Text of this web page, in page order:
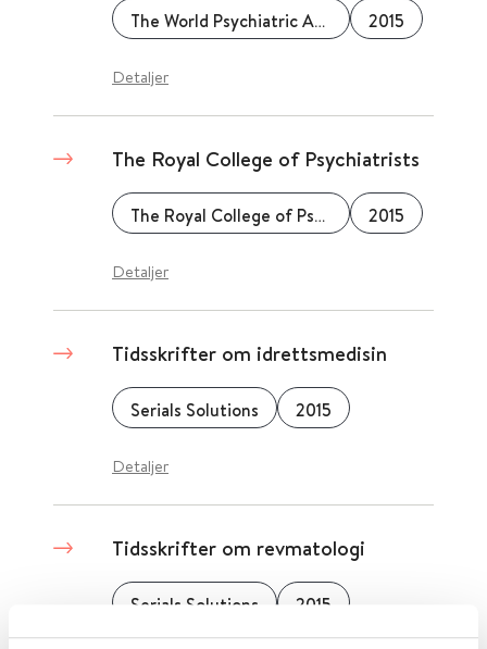
The World Psychiatric Association 2015
Detaljer
The Royal College of Psychiatrists
The Royal College of Psychiatrists 2015
Detaljer
Tidsskrifter om idrettsmedisin
Serials Solutions 2015
Detaljer
Tidsskrifter om revmatologi
Serials Solutions 2015